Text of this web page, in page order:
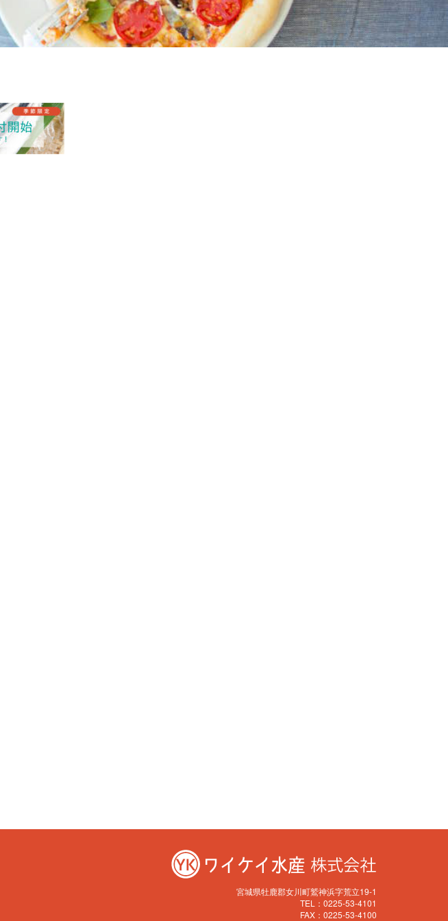
宮城県牡鹿郡女川町鷲神浜字荒立19-1
TEL：0225-53-4101
FAX：0225-53-4100